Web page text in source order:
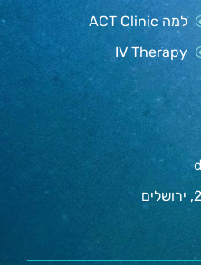
למה ACT Clinic
IV Therapy